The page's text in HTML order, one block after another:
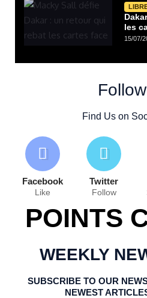
les
15/07/
Find Us on
Facebook
Like
Twitter
Follow
POINTS
WEEKLY
SUBSCRIBE TO OUR
NEWEST